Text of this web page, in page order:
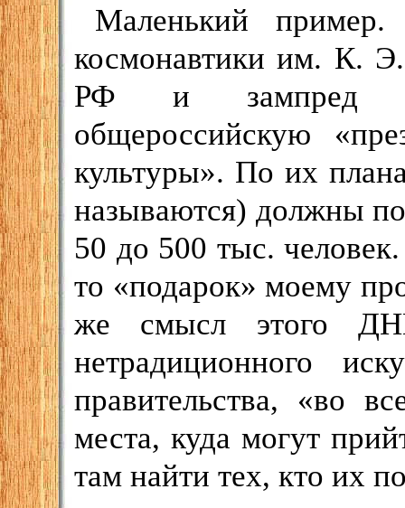
Маленький
космонавтики им. К.
РФ и зампред
общероссийскую
культуры». По их
называются) должны
50 до 500 тыс. человек.
то «подарок» моему
же смысл этого
нетрадиционного
правительства, «во
места, куда могут
там найти тех, кто их